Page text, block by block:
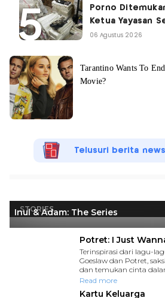
Porno
Ketua Yayasan
06 Agustus 2026
Telusuri berita